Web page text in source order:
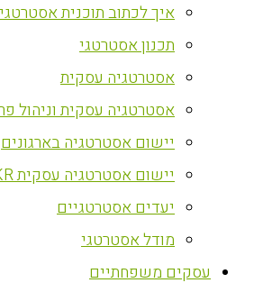
איך לכתוב תוכנית
תכנון אסטרטגי
אסטרטגיה עסקית
אסטרטגיה עסקית וניהול
יישום אסטרטגיה בארגונים
יישום אסטרטגיה עסקית OKR
יעדים אסטרטגיים
מודל אסטרטגי
עסקים משפחתיים